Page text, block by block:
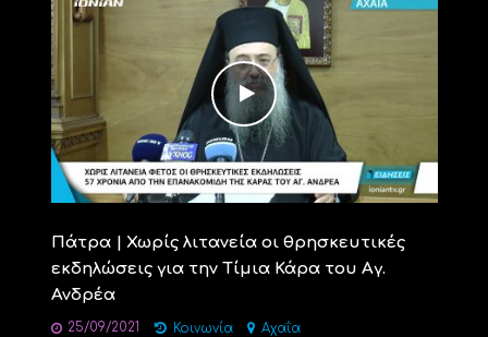
Πάτρα | Χωρίς λιτανεία οι θρησκευτικές
εκδηλώσεις για την Τίμια Κάρα του Αγ.
Ανδρέα
25/09/2021 Κοινωνία Αχαΐα